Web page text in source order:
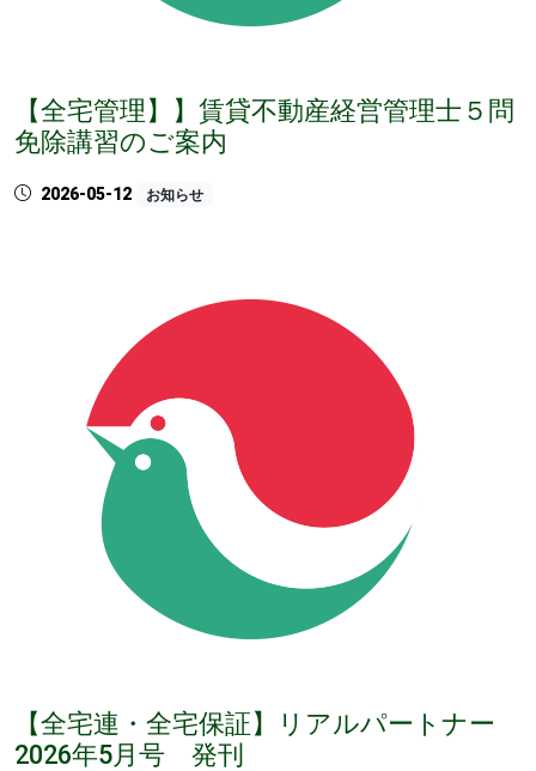
【全宅管理】】賃貸不動産経営管理士５問
免除講習のご案内
2026-05-12 お知らせ
【全宅連・全宅保証】リアルパートナー
2026年5月号 発刊